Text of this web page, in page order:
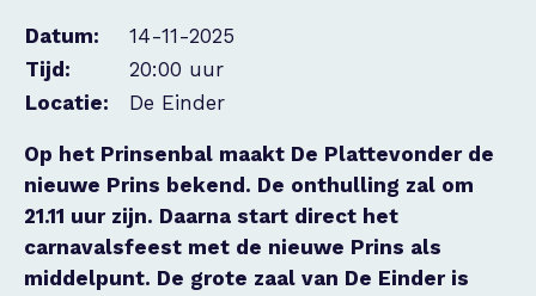
Datum:
14-11-2025
Tijd:
20:00 uur
Locatie:
De Einder
Op het Prinsenbal maakt De Plattevonder de
nieuwe Prins bekend. De onthulling zal om
21.11 uur zijn. Daarna start direct het
carnavalsfeest met de nieuwe Prins als
middelpunt. De grote zaal van De Einder is